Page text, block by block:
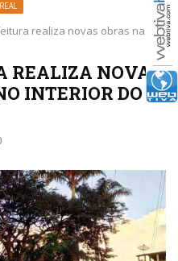
realiza novas obras na
REALIZA NOVAS
INTERIOR DO